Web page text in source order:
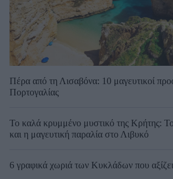
Πέρα από τη Λισαβόνα: 10 μαγευτικοί
Πορτογαλίας
Το καλά κρυμμένο μυστικό της Κρήτης:
και η μαγευτική παραλία στο Λιβυκό
6 γραφικά χωριά των Κυκλάδων που